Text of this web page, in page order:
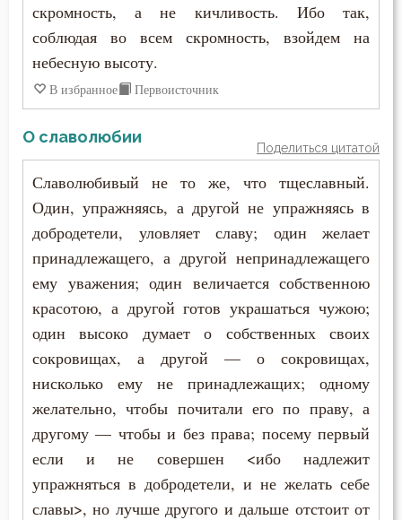
скромность, а не кичливость. Ибо так,
соблюдая во всем скромность, взойдем на
небесную высоту.
В избранное Первоисточник
О славолюбии
Поделиться цитатой
Славолюбивый не то же, что тщеславный.
Один, упражняясь, а другой не упражняясь в
добродетели, уловляет славу; один желает
принадлежащего, а другой непринадлежащего
ему уважения; один величается собственною
красотою, а другой готов украшаться чужою;
один высоко думает о собственных своих
сокровищах, а другой — о сокровищах,
нисколько ему не принадлежащих; одному
желательно, чтобы почитали его по праву, а
другому — чтобы и без права; посему первый
если и не совершен <ибо надлежит
упражняться в добродетели, и не желать себе
славы>, но лучше другого и дальше отстоит от